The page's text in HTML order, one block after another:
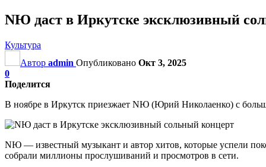
NЮ даст в Иркутске эксклюзивный
Культура
Автор admin Опубликовано Окт 3, 2025
0
Поделится
В ноябре в Иркутск приезжает NЮ (Юрий Николаенко) с
NЮ — известный музыкант и автор хитов, которые успели
собрали миллионы прослушиваний и просмотров в сети.